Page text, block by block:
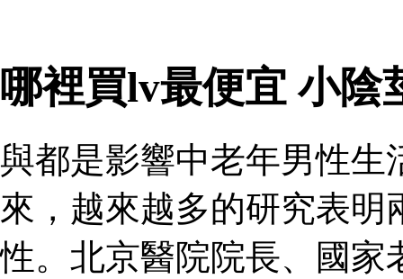
哪裡買lv最便宜 小陰
與都是影響中老年男性生
來，越來越多的研究表
性。北京醫院院長、國家